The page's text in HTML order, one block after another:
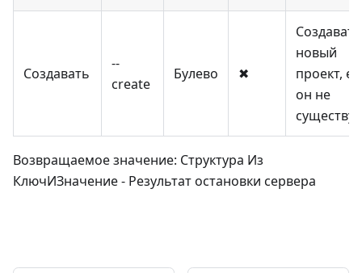
Создавать
--
create
Булево ✖
Создавать
новый
проект,
он не
Возвращаемое значение: Структура Из
КлючИЗначение - Результат остановки сервера